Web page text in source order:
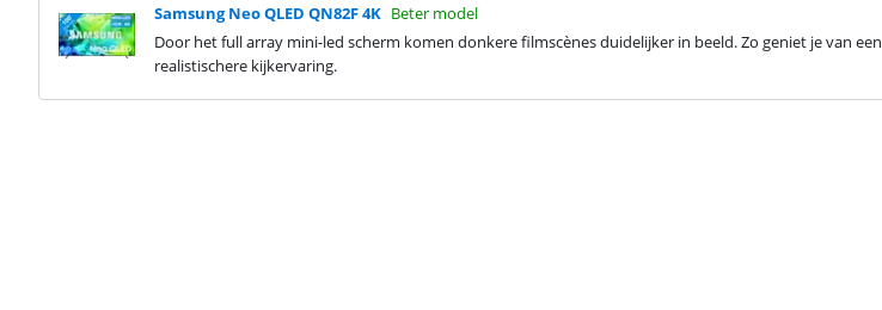
Samsung Neo QLED QN82F 4K Beter model
Door het full array mini-led scherm komen donkere filmscènes duidelijker in beeld. Zo geniet je van een
realistischere kijkervaring.